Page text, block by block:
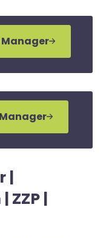
Manager
|
ZZP |